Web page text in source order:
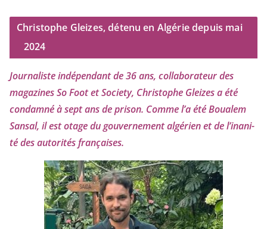
Christophe Gleizes, détenu en Algérie depuis mai
2024
Journaliste indé­pen­dant de36ans, col­la­bo­ra­teur des
maga­zines So Foot et Society, Christophe Gleizesa été
condam­né à sept ans de pri­son. Comme l’a été Boualem
Sansal, il est otage du gou­ver­ne­ment algé­rien et de l’i­na­ni­
té des auto­ri­tés françaises.